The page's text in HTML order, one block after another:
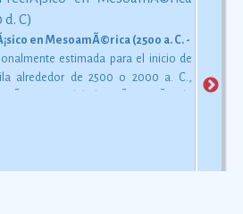
en MesoamÃ©rica (2500 a. C. - 200 d. C)
estimada para el inicio de
alrededor de 2500 o 2000 a. C.,